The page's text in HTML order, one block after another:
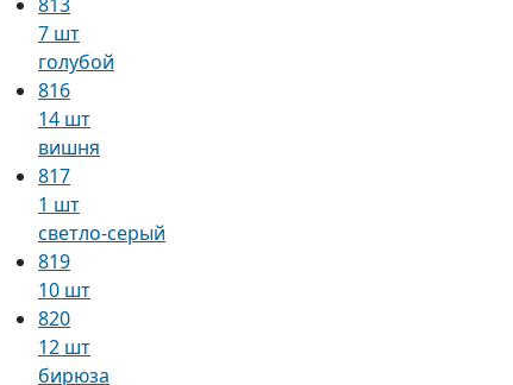
7 шт
голубой
816
14 шт
вишня
817
1 шт
светло-серый
819
10 шт
820
12 шт
бирюза